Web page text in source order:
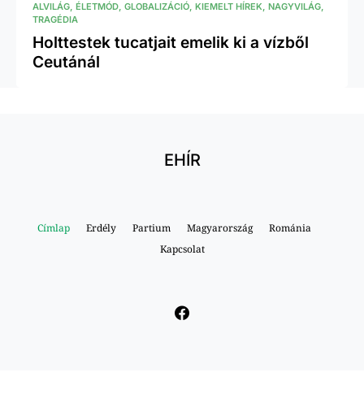
ALVILÁG ÉLETMÓD GLOBALIZÁCIÓ KIEMELT HÍREK NAGYVILÁG
TRAGÉDIA
Holttestek tucatjait emelik ki a vízből
Ceutánál
EHÍR
Címlap Erdély Partium Magyarország
Románia
Kapcsolat